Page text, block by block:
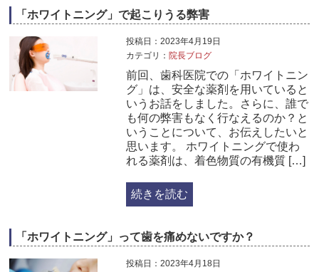
「ホワイトニング」で起こりうる弊害
投稿日：2023年4月19日
カテゴリ： 院長ブログ
前回、歯科医院での「ホワイトニン
グ」は、安全な薬剤を用いていると
いうお話をしました。さらに、誰で
も何の弊害もなく行なえるのか？と
いうことについて、お伝えしたいと
思います。 ホワイトニングで使わ
れる薬剤は、着色物質の有機質 […]
続きを読む
「ホワイトニング」って歯を痛めないですか？
投稿日：2023年4月18日